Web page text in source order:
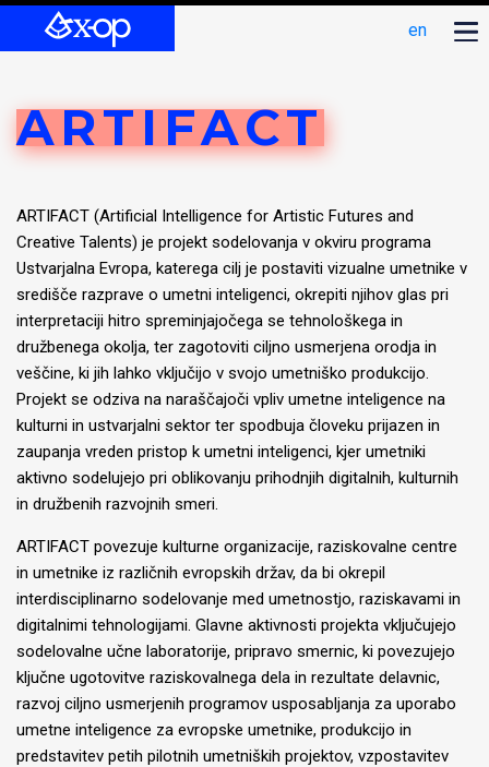
en
ARTIFACT
ARTIFACT (Artificial Intelligence for Artistic Futures and
Creative Talents) je projekt sodelovanja v okviru programa
Ustvarjalna Evropa, katerega cilj je postaviti vizualne umetnike v
središče razprave o umetni inteligenci, okrepiti njihov glas pri
interpretaciji hitro spreminjajočega se tehnološkega in
družbenega okolja, ter zagotoviti ciljno usmerjena orodja in
veščine, ki jih lahko vključijo v svojo umetniško produkcijo.
Projekt se odziva na naraščajoči vpliv umetne inteligence na
kulturni in ustvarjalni sektor ter spodbuja človeku prijazen in
zaupanja vreden pristop k umetni inteligenci, kjer umetniki
aktivno sodelujejo pri oblikovanju prihodnjih digitalnih, kulturnih
in družbenih razvojnih smeri.
ARTIFACT povezuje kulturne organizacije, raziskovalne centre
in umetnike iz različnih evropskih držav, da bi okrepil
interdisciplinarno sodelovanje med umetnostjo, raziskavami in
digitalnimi tehnologijami. Glavne aktivnosti projekta vključujejo
sodelovalne učne laboratorije, pripravo smernic, ki povezujejo
ključne ugotovitve raziskovalnega dela in rezultate delavnic,
razvoj ciljno usmerjenih programov usposabljanja za uporabo
umetne inteligence za evropske umetnike, produkcijo in
predstavitev petih pilotnih umetniških projektov, vzpostavitev